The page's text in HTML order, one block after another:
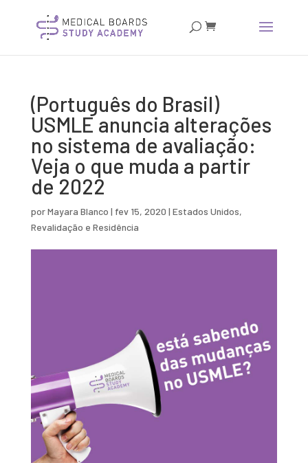
(Português do Brasil)
USMLE anuncia alterações
no sistema de avaliação:
Veja o que muda a partir
de 2022
porMayara Blanco | fev 15, 2020 | Estados Unidos,
Revalidação e Residência